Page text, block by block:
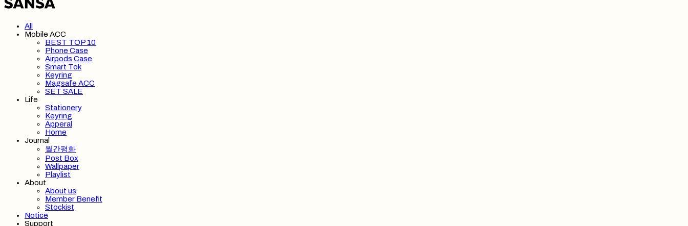
All
Mobile ACC
BEST TOP 10
Phone Case
Airpods Case
Smart Tok
Keyring
Magsafe ACC
SET SALE
Life
Stationery
Keyring
Apperal
Home
Journal
월간평화
Post Box
Wallpaper
Playlist
About
About us
Member Benefit
Stockist
Notice
Support